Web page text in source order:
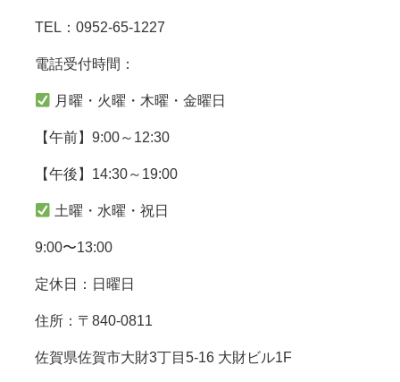
TEL：0952-65-1227
電話受付時間：
月曜・火曜・木曜・金曜日
【午前】9:00～12:30
【午後】14:30～19:00
土曜・水曜・祝日
9:00〜13:00
定休日：日曜日
住所：〒840-0811
佐賀県佐賀市大財3丁目5-16 大財ビル1F